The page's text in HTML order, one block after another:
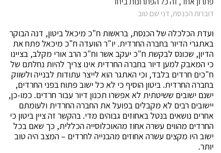
דוברות הכנסת, דני שם טוב
ועדת הכלכלה של הכנסת, בראשות ח"כ מיכאל ביטון, דנה הבוקר
באתגרי הדיור בחברה החרדית. יו"ר הוועדה ח"כ מיכאל פתח את
הדיון, שכונס לבקשת ח"כ יעקב אשר וח"כ הרב אורי מקלב, בציינו
כי המאבק למען דיור בחברה החרדית אינו צריך להיות נחלתם של
ח"כים חרדים בלבד, וכי האתגר הוא לייצר עתודות לבנייה ולשווק
בחברה החרדית. ביטון הוסיף כי לא כל ישוב פתוח בפני החרדים,
ישנם ישובים ששיטתית לא אפשרו תכנון דיור עבור חרדים. כמו-כן,
יישובים רבים לא מקבלים בפועל את החברה החרדית ולעומתם
אחרים נושאים בנטל באחוזים גבוהים מדי. בהקשר זה ציין ביטון כי
החרדים מהווים עשרה אחוז מהאוכלוסייה הכללית, כך שאם בכל
ישוב היו מקצים עשרה אחוזים מהבנייה לחרדים – המצב היה טוב
יותר.